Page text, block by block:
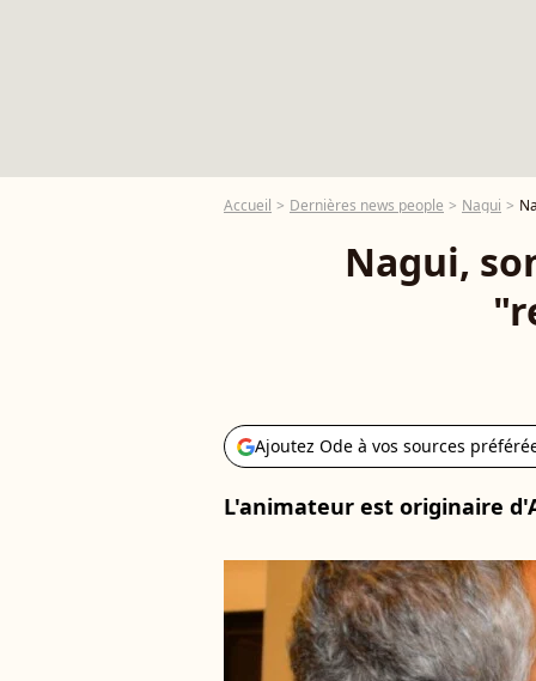
Accueil Dernières news people Nagui
Nagui,
Ajoutez Ode à vos sources
L'animateur est originaire